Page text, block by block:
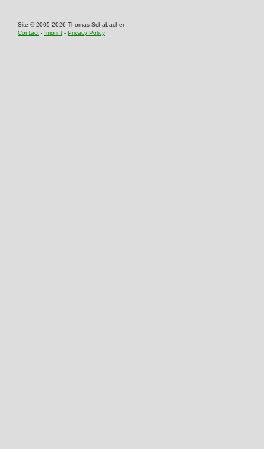
Site © 2005-2026 Thomas Schabacher
Contact - Imprint - Privacy Policy